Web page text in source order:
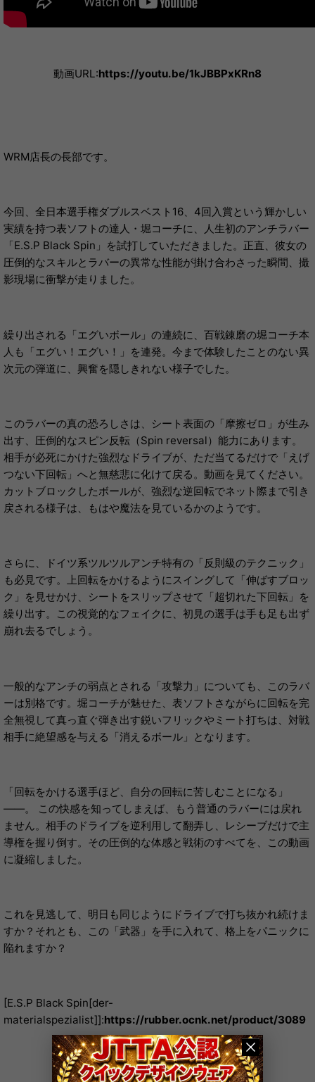
動画URL:https://youtu.be/1kJBBPxKRn8
WRM店長の長部です。
今回、全日本選手権ダブルスベスト16、4回入賞という輝かしい
実績を持つ表ソフトの達人・堀コーチに、人生初のアンチラバー
「E.S.P Black Spin」を試打していただきました。正直、彼女の
圧倒的なスキルとラバーの異常な性能が掛け合わさった瞬間、撮
影現場に衝撃が走りました。
繰り出される「エグいボール」の連続に、百戦錬磨の堀コーチ本
人も「エグい！エグい！」を連発。今まで体験したことのない異
次元の弾道に、興奮を隠しきれない様子でした。
このラバーの真の恐ろしさは、シート表面の「摩擦ゼロ」が生み
出す、圧倒的なスピン反転（Spin reversal）能力にあります。
相手が必死にかけた強烈なドライブが、ただ当てるだけで「えげ
つない下回転」へと無慈悲に化けて戻る。動画を見てください。
カットブロックしたボールが、強烈な逆回転でネット際まで引き
戻される様子は、もはや魔法を見ているかのようです。
さらに、ドイツ系ツルツルアンチ特有の「反則級のテクニック」
も必見です。上回転をかけるようにスイングして「伸ばすブロッ
ク」を見せかけ、シートをスリップさせて「超切れた下回転」を
繰り出す。この視覚的なフェイクに、初見の選手は手も足も出ず
崩れ去るでしょう。
一般的なアンチの弱点とされる「攻撃力」についても、このラバ
ーは別格です。堀コーチが魅せた、表ソフトさながらに回転を完
全無視して真っ直ぐ弾き出す鋭いフリックやミート打ちは、対戦
相手に絶望感を与える「消えるボール」となります。
「回転をかける選手ほど、自分の回転に苦しむことになる」
――。 この快感を知ってしまえば、もう普通のラバーには戻れ
ません。相手のドライブを逆利用して翻弄し、レシーブだけで主
導権を握り倒す。その圧倒的な体感と戦術のすべてを、この動画
に凝縮しました。
これを見逃して、明日も同じようにドライブで打ち抜かれ続けま
すか？それとも、この「武器」を手に入れて、格上をパニックに
陥れますか？
[E.S.P Black Spin[der-
materialspezialist]]:https://rubber.ocnk.net/product/3089
«前 次»